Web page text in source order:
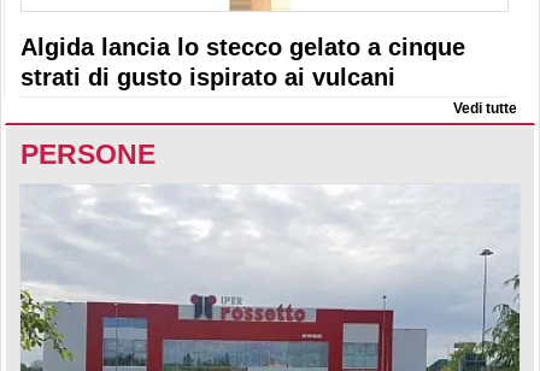
Algida lancia lo stecco gelato a cinque
strati di gusto ispirato ai vulcani
Vedi tutte
PERSONE